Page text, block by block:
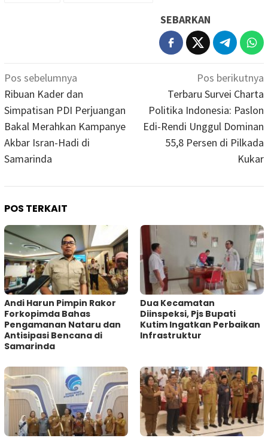
SEBARKAN
Navigasi
pos
Pos sebelumnya
Ribuan Kader dan
Simpatisan PDI Perjuangan
Bakal Merahkan Kampanye
Akbar Isran-Hadi di
Samarinda
Pos berikutnya
Terbaru Survei Charta
Politika Indonesia: Paslon
Edi-Rendi Unggul Dominan
55,8 Persen di Pilkada
Kukar
POS TERKAIT
Andi Harun Pimpin Rakor
Forkopimda Bahas
Pengamanan Nataru dan
Antisipasi Bencana di
Samarinda
Dua Kecamatan
Diinspeksi, Pjs Bupati
Kutim Ingatkan Perbaikan
Infrastruktur